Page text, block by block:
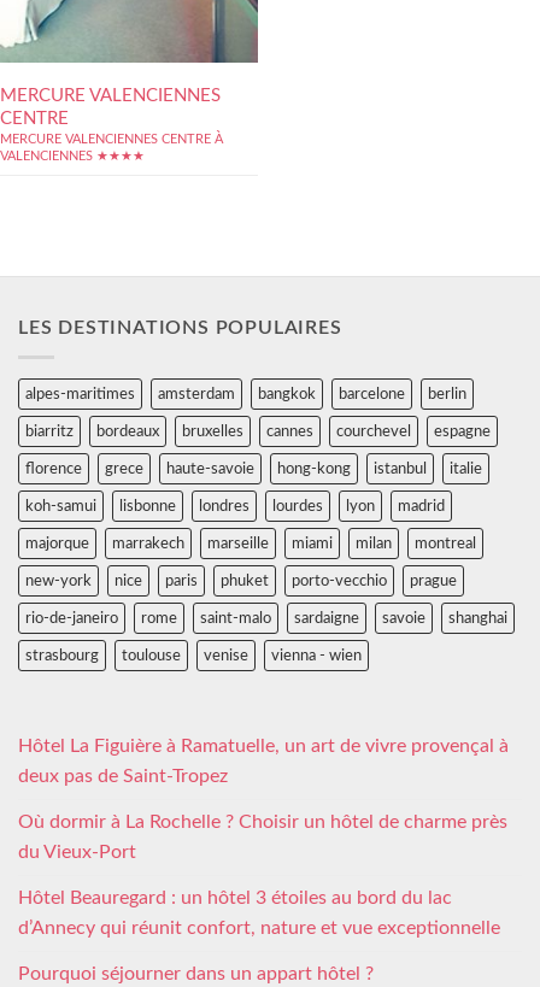
MERCURE VALENCIENNES
CENTRE
MERCURE VALENCIENNES CENTRE À
VALENCIENNES ★★★★
LES DESTINATIONS POPULAIRES
alpes-maritimes amsterdam bangkok barcelone berlin
biarritz bordeaux bruxelles cannes courchevel espagne
florence grece haute-savoie hong-kong istanbul italie
koh-samui lisbonne londres lourdes lyon madrid
majorque marrakech marseille miami milan montreal
new-york nice paris phuket porto-vecchio prague
rio-de-janeiro rome saint-malo sardaigne savoie shanghai
strasbourg toulouse venise vienna - wien
Hôtel La Figuière à Ramatuelle, un art de vivre provençal à
deux pas de Saint-Tropez
Où dormir à La Rochelle ? Choisir un hôtel de charme près
du Vieux-Port
Hôtel Beauregard : un hôtel 3 étoiles au bord du lac
d’Annecy qui réunit confort, nature et vue exceptionnelle
Pourquoi séjourner dans un appart hôtel ?